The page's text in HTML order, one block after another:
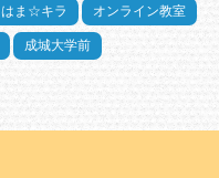
はま☆キラ オンライン教室
成城大学前